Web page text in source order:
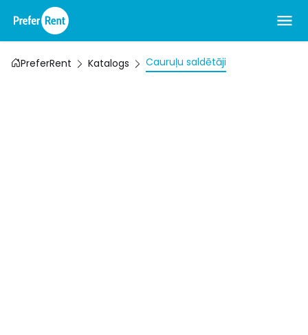
PreferRent Katalogs Cauruļu saldētāji